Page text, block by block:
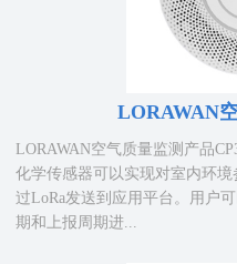
LORAWAN
LORAWAN空气质量监测产品
化学传感器可以实现对室内环
过LoRa发送到应用平台。用户
期和上报周期进...